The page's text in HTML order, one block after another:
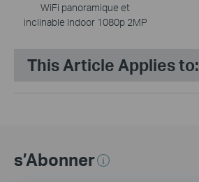
WiFi panoramique et
inclinable Indoor 1080p 2MP
This Article Applies to:
s’Abonner